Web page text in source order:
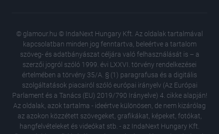
© glamour.hu © IndaNext Hungary Kft. Az oldalak tartalmával
kapcsolatban minden jog fenntartva, beleértve a tartalom
szöveg- és adatbányászat céljára való felhasználását is – a
szerzői jogról szóló 1999. évi LXXVI. törvény rendelkezései
értelmében a törvény 35/A. § (1) paragrafusa és a digitális
szolgáltatások piacairól szóló európai irányelv (Az Európai
Parlament és a Tanács (EU) 2019/790 Irányelve) 4. cikke alapján!
Az oldalak, azok tartalma - ideértve különösen, de nem kizárólag
az azokon közzétett szövegeket, grafikákat, képeket, fotókat,
hangfelvételeket és videókat stb. - az IndaNext Hungary Kft.